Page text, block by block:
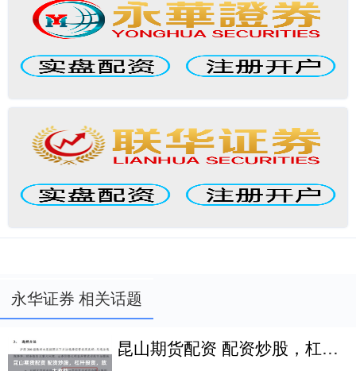
永华证券 相关话题
昆山期货配资 配资炒股，杠杆投资，放大收益